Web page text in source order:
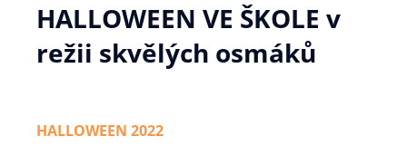
HALLOWEEN VE ŠKOLE v
režii skvělých osmáků
HALLOWEEN 2022